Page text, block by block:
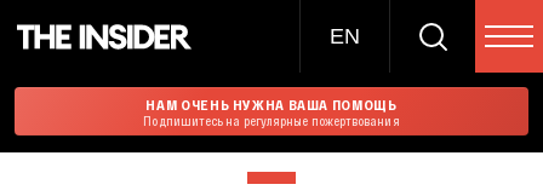
EN
НАМ ОЧЕНЬ НУЖНА ВАША ПОМОЩЬ
Подпишитесь на регулярные пожертвования